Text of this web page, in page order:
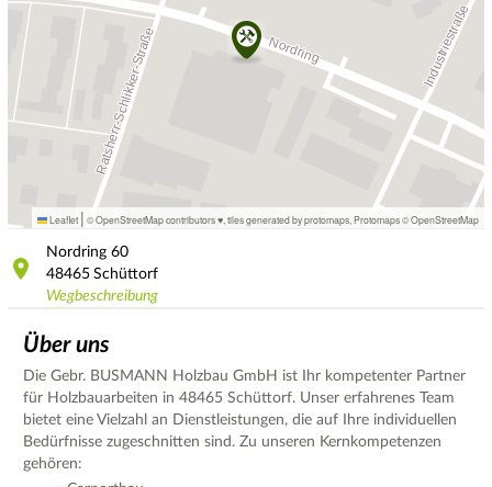
Leaflet | © OpenStreetMap contributors ♥, tiles generated by protomaps Protomaps©OpenStreetMap
Nordring 60
48465 Schüttorf
Wegbeschreibung
Über uns
Die Gebr. BUSMANN Holzbau GmbH ist Ihr kompetenter Partner
für Holzbauarbeiten in 48465 Schüttorf. Unser erfahrenes Team
bietet eine Vielzahl an Dienstleistungen, die auf Ihre individuellen
Bedürfnisse zugeschnitten sind. Zu unseren Kernkompetenzen
gehören: